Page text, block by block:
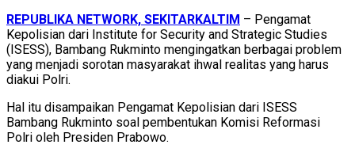
REPUBLIKA NETWORK, SEKITARKALTIM – Pengamat
Kepolisian dari Institute for Security and Strategic Studies
(ISESS), Bambang Rukminto mengingatkan berbagai problem
yang menjadi sorotan masyarakat ihwal realitas yang harus
diakui Polri.
Hal itu disampaikan Pengamat Kepolisian dari ISESS
Bambang Rukminto soal pembentukan Komisi Reformasi
Polri oleh Presiden Prabowo.